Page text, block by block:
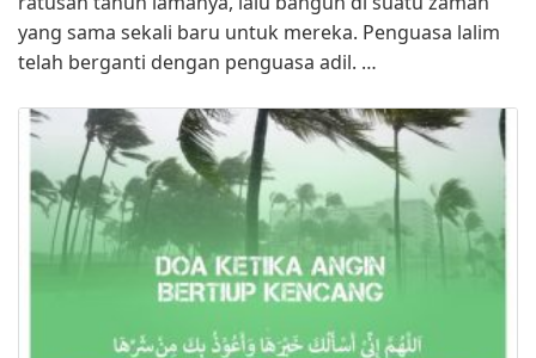
yang sama sekali baru untuk mereka. Penguasa lalim
telah berganti dengan penguasa adil. …